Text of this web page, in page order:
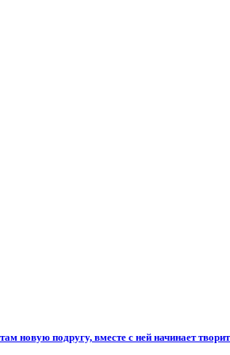
подругу, вместе с ней начинает